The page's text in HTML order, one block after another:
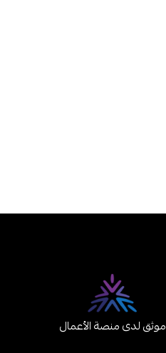
موثق لدى منصة الأعمال